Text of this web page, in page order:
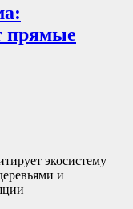
прямые
экосистему
и